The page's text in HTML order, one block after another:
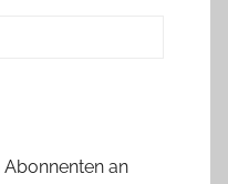
Abonnenten an